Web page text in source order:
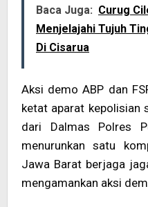
Baca Juga: Curug
Menjelajahi Tujuh
Di Cisarua
Aksi demo ABP dan
ketat aparat kepolisian
dari Dalmas Polres
menurunkan satu
Jawa Barat berjaga
mengamankan aksi